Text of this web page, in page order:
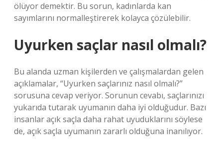
ölüyor demektir. Bu sorun, kadınlarda kan
sayımlarını normalleştirerek kolayca çözülebilir.
Uyurken saçlar nasıl olmalı?
Bu alanda uzman kişilerden ve çalışmalardan gelen
açıklamalar, “Uyurken saçlarınız nasıl olmalı?”
sorusuna cevap veriyor. Sorunun cevabı, saçlarınızı
yukarıda tutarak uyumanın daha iyi olduğudur. Bazı
insanlar açık saçla daha rahat uyuduklarını söylese
de, açık saçla uyumanın zararlı olduğuna inanılıyor.